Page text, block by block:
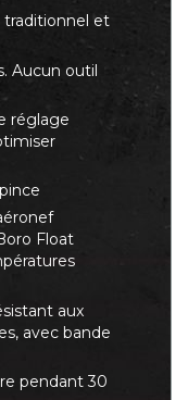
traditionnel et
Aucun outil
réglage
Float
aux
avec bande
pendant 30